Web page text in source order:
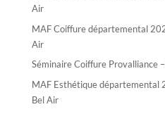
Air
MAF Coiffure départemental
Air
Séminaire Coiffure Provalliance
MAF Esthétique départemental
Bel Air